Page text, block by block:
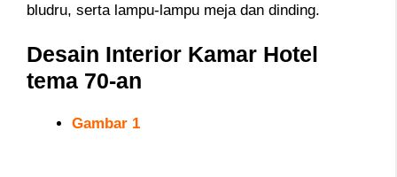
bludru, serta lampu-lampu meja dan dinding.
Desain Interior Kamar Hotel
tema 70-an
Gambar 1